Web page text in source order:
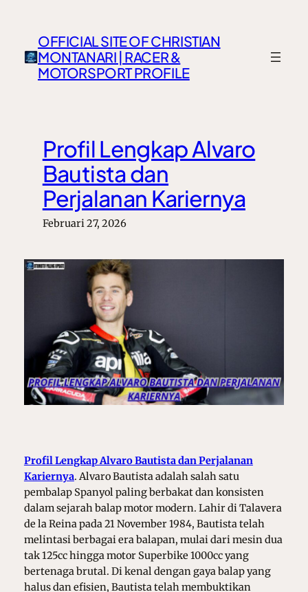
kontenOFFICIAL SITE OF CHRISTIAN
MONTANARI | RACER &
MOTORSPORT PROFILE
Profil Lengkap Alvaro
Bautista dan
Perjalanan Kariernya
Februari 27, 2026
Profil Lengkap Alvaro Bautista dan Perjalanan
Kariernya. Alvaro Bautista adalah salah satu
pembalap Spanyol paling berbakat dan konsisten
dalam sejarah balap motor modern. Lahir di Talavera
de la Reina pada 21 November 1984, Bautista telah
melintasi berbagai era balapan, mulai dari mesin dua
tak 125cc hingga motor Superbike 1000cc yang
bertenaga brutal. Di kenal dengan gaya balap yang
halus dan efisien, Bautista telah membuktikan